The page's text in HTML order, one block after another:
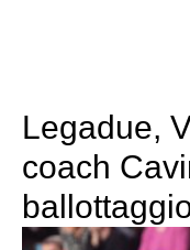
Legadue,
coach